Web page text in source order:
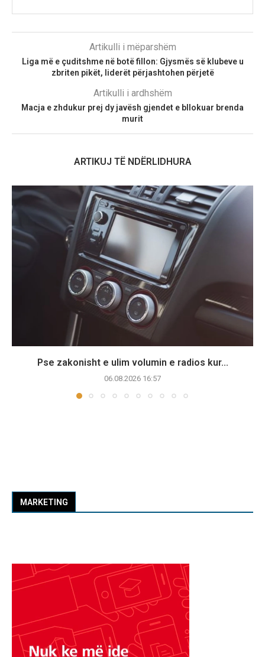
Artikulli i mëparshëm
Liga më e çuditshme në botë fillon: Gjysmës së klubeve u
zbriten pikët, liderët përjashtohen përjetë
Artikulli i ardhshëm
Macja e zhdukur prej dy javësh gjendet e bllokuar brenda
murit
ARTIKUJ TË NDËRLIDHURA
Pse zakonisht e ulim volumin e radios kur...
06.08.2026 16:57
MARKETING